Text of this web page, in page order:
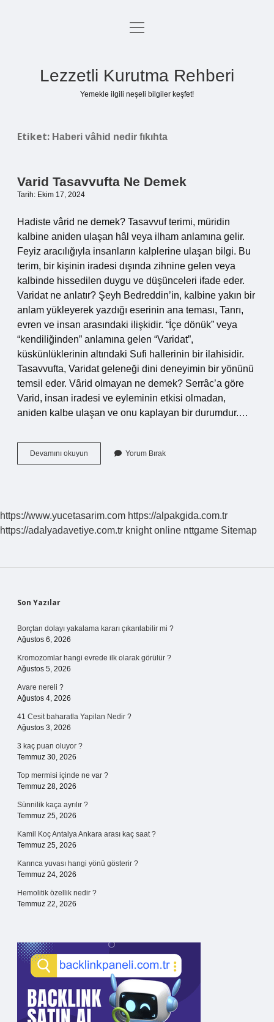
Anasayfa
menüyü
Lezzetli Kurutma Rehberi
Yemekle ilgili neşeli bilgiler keşfet!
Etiket: Haberi vâhid nedir fıkıhta
Varid Tasavvufta Ne Demek
Tarih: Ekim 17, 2024
Hadiste vârid ne demek? Tasavvuf terimi, müridin
kalbine aniden ulaşan hâl veya ilham anlamına gelir.
Feyiz aracılığıyla insanların kalplerine ulaşan bilgi. Bu
terim, bir kişinin iradesi dışında zihnine gelen veya
kalbinde hissedilen duygu ve düşünceleri ifade eder.
Varidat ne anlatır? Şeyh Bedreddin’in, kalbine yakın bir
anlam yükleyerek yazdığı eserinin ana teması, Tanrı,
evren ve insan arasındaki ilişkidir. “İçe dönük” veya
“kendiliğinden” anlamına gelen “Varidat”,
küskünlüklerinin altındaki Sufi hallerinin bir ilahisidir.
Tasavvufta, Varidat geleneği dini deneyimin bir yönünü
temsil eder. Vârid olmayan ne demek? Serrâc’a göre
Varid, insan iradesi ve eyleminin etkisi olmadan,
aniden kalbe ulaşan ve onu kaplayan bir durumdur.…
Devamını okuyun
Tasavvufta
Yorum Bırak
https://www.yucetasarim.com https://alpakgida.com.tr
https://adalyadavetiye.com.tr knight online nttgame Sitemap
Sidebar
Son Yazılar
Borçtan dolayı yakalama kararı çıkarılabilir mi ?
Ağustos 6, 2026
Kromozomlar hangi evrede ilk olarak görülür ?
Ağustos 5, 2026
Avare nereli ?
Ağustos 4, 2026
41 Cesit baharatla Yapilan Nedir ?
Ağustos 3, 2026
3 kaç puan oluyor ?
Temmuz 30, 2026
Top mermisi içinde ne var ?
Temmuz 28, 2026
Sünnilik kaça ayrılır ?
Temmuz 25, 2026
Kamil Koç Antalya Ankara arası kaç saat ?
Temmuz 25, 2026
Karınca yuvası hangi yönü gösterir ?
Temmuz 24, 2026
Hemolitik özellik nedir ?
Temmuz 22, 2026